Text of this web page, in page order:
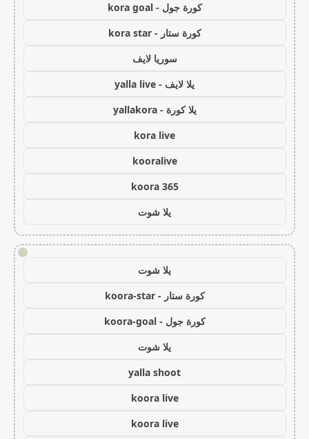
كورة جول - kora goal
كورة ستار - kora star
سوريا لايف
يلا لايف - yalla live
يلا كورة - yallakora
kora live
kooralive
koora 365
يلا شوت
!
يلا شوت
كورة ستار - koora-star
كورة جول - koora-goal
يلا شوت
yalla shoot
koora live
koora live